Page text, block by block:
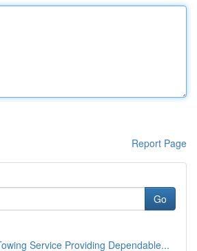
Report Page
Go
Service Providing Dependable...